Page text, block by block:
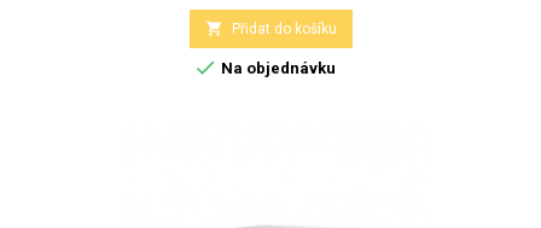
 Přidat do košíku
 Na objednávku